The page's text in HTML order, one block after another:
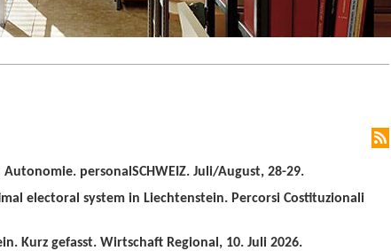
personalSCHWEIZ. Juli/August, 28-29.
electoral system in Liechtenstein. Percorsi Costituzionali
Kurz gefasst. Wirtschaft Regional, 10. Juli 2026.